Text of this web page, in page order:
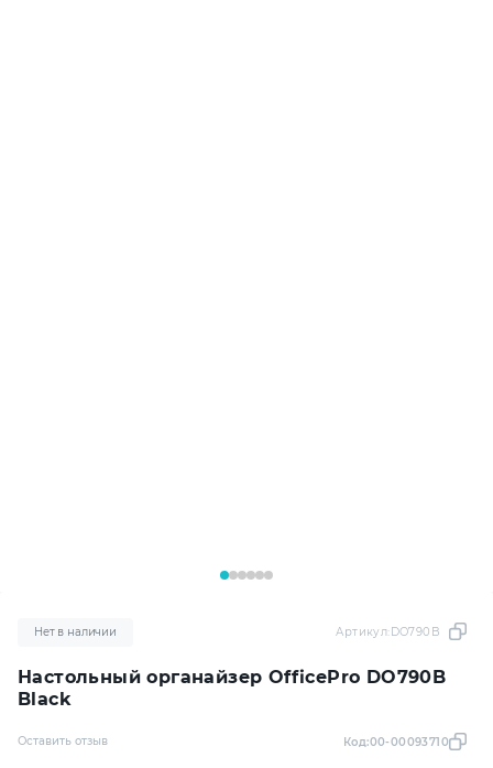
Настольный органайзер OfficePro DO790B
Black
Нет в наличии Артикул:DO790B
Оставить отзыв Код:00-00093710